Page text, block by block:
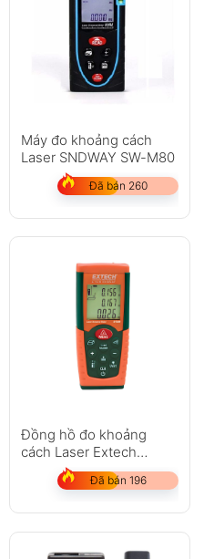
Máy đo khoảng cách
Laser SNDWAY SW-M80
Đã bán 260
Đồng hồ đo khoảng
cách Laser Extech
DT300
Đã bán 196